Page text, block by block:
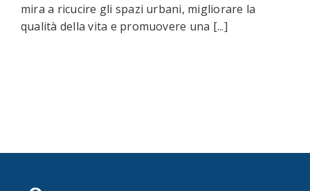
mira a ricucire gli spazi urbani, migliorare la
qualità della vita e promuovere una [...]